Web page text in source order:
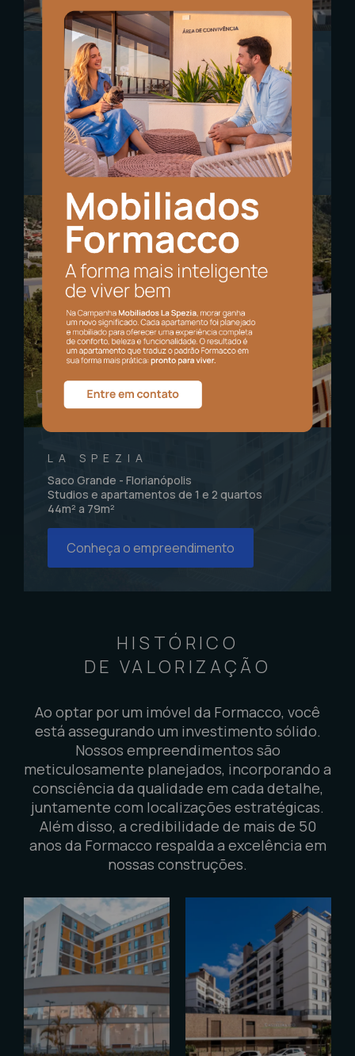
ANDREAS PALAZZO
Kobrasol - São José
Apartamentos de 2 e 3 quartos
75m² a 114m²
Conheça o empreendimento
LA SPEZIA
Saco Grande - Florianópolis
Studios e apartamentos de 1 e 2 quartos
44m² a 79m²
Conheça o empreendimento
HISTÓRICO
DE VALORIZAÇÃO
Ao optar por um imóvel da Formacco, você
está assegurando um investimento sólido.
Nossos empreendimentos são
meticulosamente planejados, incorporando a
consciência da qualidade em cada detalhe,
juntamente com localizações estratégicas.
Além disso, a credibilidade de mais de 50
anos da Formacco respalda a excelência em
nossas construções.